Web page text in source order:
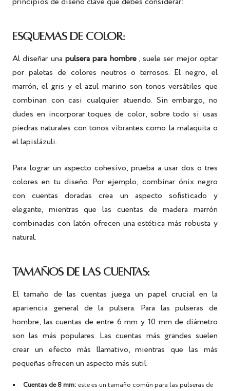
ESQUEMAS DE COLOR:
Al diseñar una pulsera para hombre, suele ser mejor optar
por paletas de colores neutros o terrosos. El negro, el
marrón, el gris y el azul marino son tonos versátiles que
combinan con casi cualquier atuendo. Sin embargo, no
dudes en incorporar toques de color, sobre todo si usas
piedras naturales con tonos vibrantes como la malaquita o
el lapislázuli.
Para lograr un aspecto cohesivo, prueba a usar dos o tres
colores en tu diseño. Por ejemplo, combinar ónix negro
con cuentas doradas crea un aspecto sofisticado y
elegante, mientras que las cuentas de madera marrón
combinadas con latón ofrecen una estética más robusta y
natural.
TAMAÑOS DE LAS CUENTAS:
El tamaño de las cuentas juega un papel crucial en la
apariencia general de la pulsera. Para las pulseras de
hombre, las cuentas de entre 6 mm y 10 mm de diámetro
son las más populares. Las cuentas más grandes suelen
crear un efecto más llamativo, mientras que las más
pequeñas ofrecen un aspecto más sutil.
Cuentas de 8 mm: este es un tamaño común para las pulseras de